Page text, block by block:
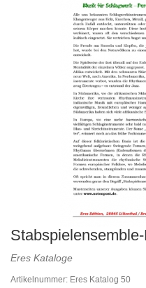
Eres Kataloge
Artikelnummer: Eres Katalog 50